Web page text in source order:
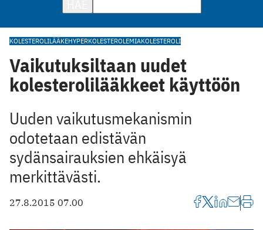
KOLESTEROLILÄÄKEHYPERKOLESTEROLEMIAKOLESTEROLI
Vaikutuksiltaan uudet
kolesterolilääkkeet käyttöön
Uuden vaikutusmekanismin
odotetaan edistävän
sydänsairauksien ehkäisyä
merkittävästi.
27.8.2015 07.00